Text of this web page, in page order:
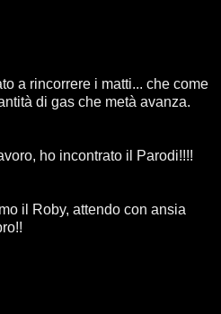
a rincorrere i matti... che come
di gas che metà avanza.
ho incontrato il Parodi!!!!
il Roby, attendo con ansia